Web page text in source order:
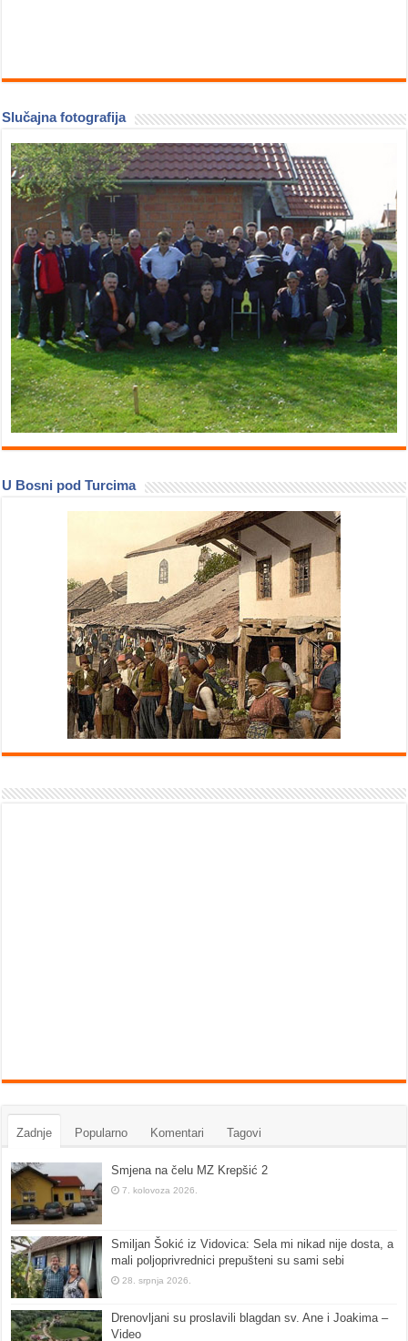
Slučajna fotografija
U Bosni pod Turcima
Zadnje Popularno Komentari Tagovi
Smjena na čelu MZ Krepšić 2
7. kolovoza 2026.
Smiljan Šokić iz Vidovica: Sela mi nikad nije dosta, a
mali poljoprivrednici prepušteni su sami sebi
28. srpnja 2026.
Drenovljani su proslavili blagdan sv. Ane i Joakima –
Video